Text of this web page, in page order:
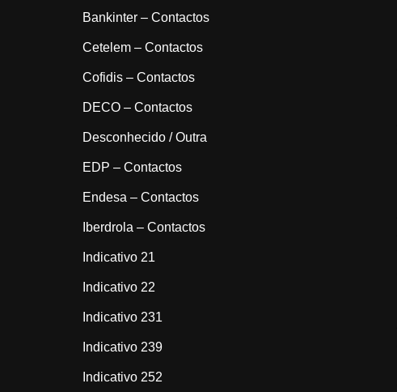
Bankinter – Contactos
Cetelem – Contactos
Cofidis – Contactos
DECO – Contactos
Desconhecido / Outra
EDP – Contactos
Endesa – Contactos
Iberdrola – Contactos
Indicativo 21
Indicativo 22
Indicativo 231
Indicativo 239
Indicativo 252